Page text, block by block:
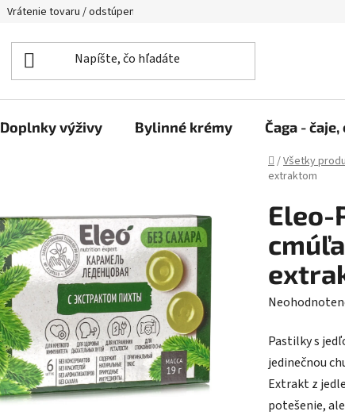
Vrátenie tovaru / odstúpenie od zmluvy
Doplnky výživy Bylinné krémy Čaga -
Domov
/Všetky
extraktom
Eleo-
Priemerné
produktu
je
0,0
z
Pastilky s
jedinečnou
Extrakt z
potešenie,